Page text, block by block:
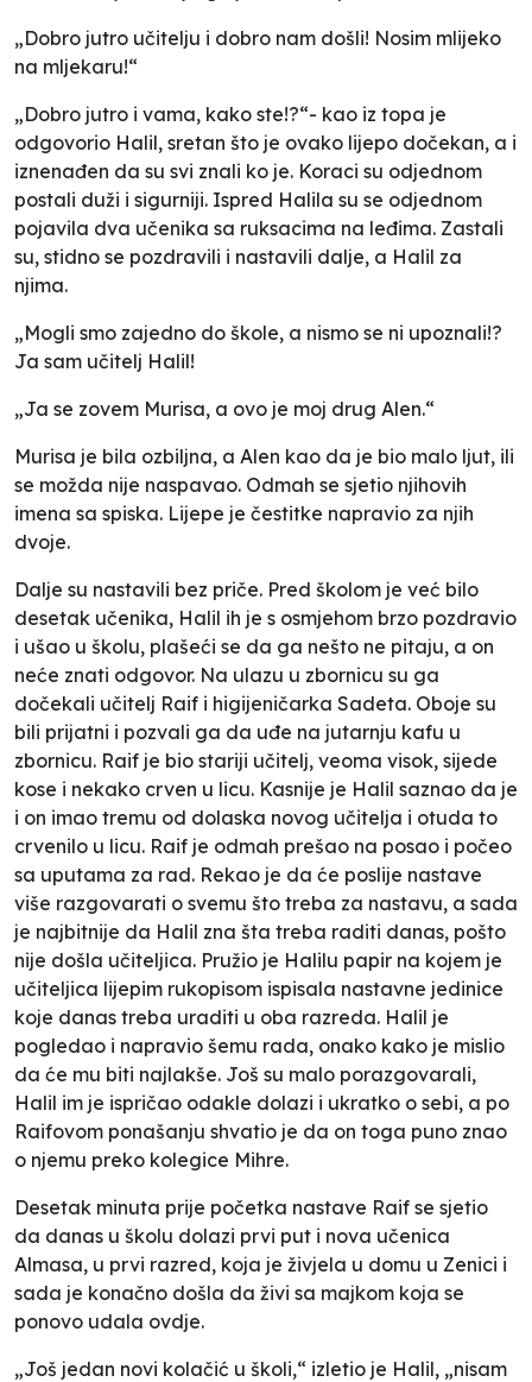
„Dobro jutro učitelju i dobro nam došli! Nosim mlijeko
na mljekaru!“
„Dobro jutro i vama, kako ste!?“- kao iz topa je
odgovorio Halil, sretan što je ovako lijepo dočekan, a i
iznenađen da su svi znali ko je. Koraci su odjednom
postali duži i sigurniji. Ispred Halila su se odjednom
pojavila dva učenika sa ruksacima na leđima. Zastali
su, stidno se pozdravili i nastavili dalje, a Halil za
njima.
„Mogli smo zajedno do škole, a nismo se ni upoznali!?
Ja sam učitelj Halil!
„Ja se zovem Murisa, a ovo je moj drug Alen.“
Murisa je bila ozbiljna, a Alen kao da je bio malo ljut, ili
se možda nije naspavao. Odmah se sjetio njihovih
imena sa spiska. Lijepe je čestitke napravio za njih
dvoje.
Dalje su nastavili bez priče. Pred školom je već bilo
desetak učenika, Halil ih je s osmjehom brzo pozdravio
i ušao u školu, plašeći se da ga nešto ne pitaju, a on
neće znati odgovor. Na ulazu u zbornicu su ga
dočekali učitelj Raif i higijeničarka Sadeta. Oboje su
bili prijatni i pozvali ga da uđe na jutarnju kafu u
zbornicu. Raif je bio stariji učitelj, veoma visok, sijede
kose i nekako crven u licu. Kasnije je Halil saznao da je
i on imao tremu od dolaska novog učitelja i otuda to
crvenilo u licu. Raif je odmah prešao na posao i počeo
sa uputama za rad. Rekao je da će poslije nastave
više razgovarati o svemu što treba za nastavu, a sada
je najbitnije da Halil zna šta treba raditi danas, pošto
nije došla učiteljica. Pružio je Halilu papir na kojem je
učiteljica lijepim rukopisom ispisala nastavne jedinice
koje danas treba uraditi u oba razreda. Halil je
pogledao i napravio šemu rada, onako kako je mislio
da će mu biti najlakše. Još su malo porazgovarali,
Halil im je ispričao odakle dolazi i ukratko o sebi, a po
Raifovom ponašanju shvatio je da on toga puno znao
o njemu preko kolegice Mihre.
Desetak minuta prije početka nastave Raif se sjetio
da danas u školu dolazi prvi put i nova učenica
Almasa, u prvi razred, koja je živjela u domu u Zenici i
sada je konačno došla da živi sa majkom koja se
ponovo udala ovdje.
„Još jedan novi kolačić u školi,“ izletio je Halil, „nisam